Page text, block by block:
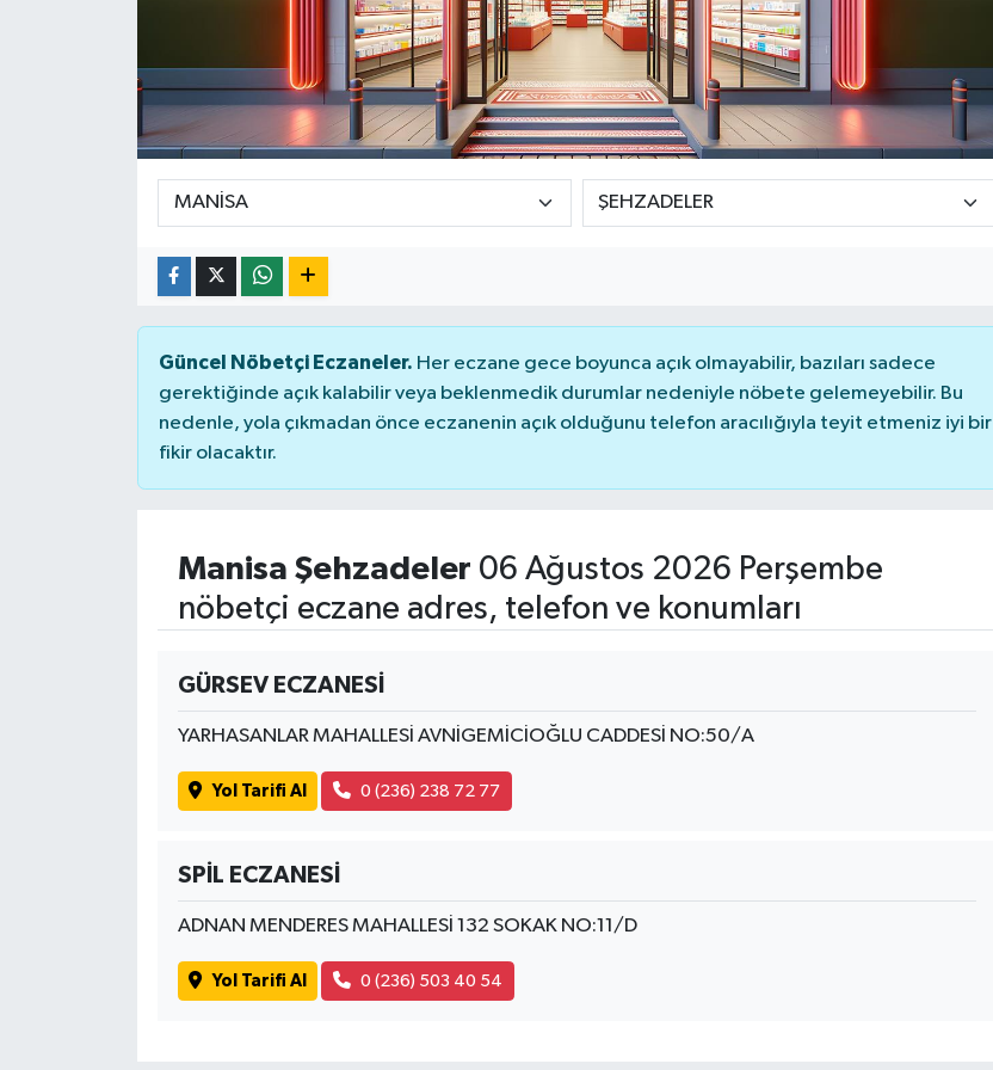
Güncel Nöbetçi Eczaneler. Her eczane gece boyunca açık olmayabilir, bazıları sadece
gerektiğinde açık kalabilir veya beklenmedik durumlar nedeniyle nöbete gelemeyebilir. Bu
nedenle, yola çıkmadan önce eczanenin açık olduğunu telefon aracılığıyla teyit etmeniz iyi bir
fikir olacaktır.
Manisa Şehzadeler 06 Ağustos 2026 Perşembe
nöbetçi eczane adres, telefon ve konumları
GÜRSEV ECZANESİ
YARHASANLAR MAHALLESİ AVNİGEMİCİOĞLU CADDESİ NO:50/A
Yol Tarifi Al 0 (236) 238 72 77
SPİL ECZANESİ
ADNAN MENDERES MAHALLESİ 132 SOKAK NO:11/D
Yol Tarifi Al 0 (236) 503 40 54